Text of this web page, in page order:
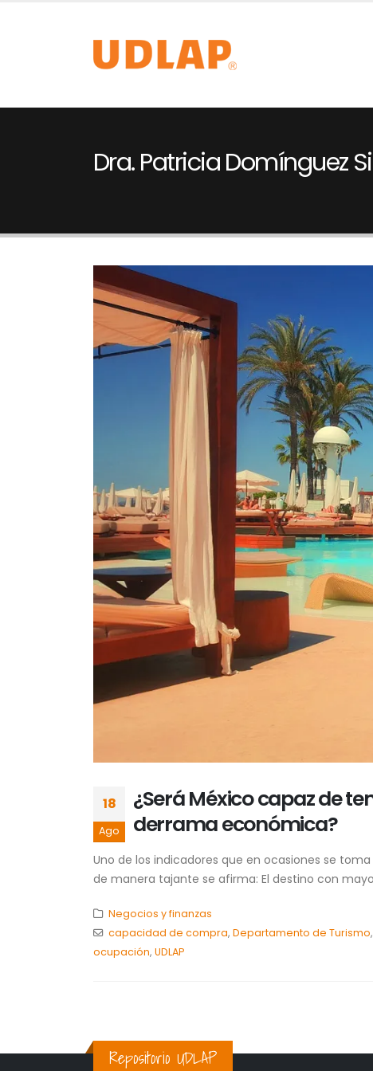
Dra. Patricia Domínguez
18
Ago
¿Será México capaz de
derrama económica?
Uno de los indicadores que en ocasiones se
de manera tajante se afirma: El destino con
Negocios y finanzas
capacidad de compra, Departamento de Turismo,
ocupación, UDLAP
Repositorio UDLAP